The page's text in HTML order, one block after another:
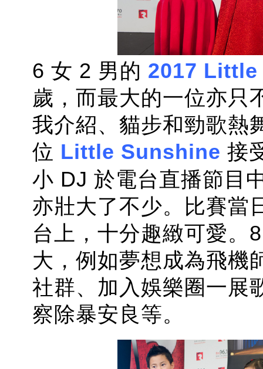
6 女 2 男的 2017
歲，而最大的一位亦只
我介紹、貓步和勁歌熱
位 Little Sunshine 接
小 DJ 於電台直播節目
亦壯大了不少。比賽當
台上，十分趣緻可愛。
大，例如夢想成為飛機
社群、加入娛樂圈一展
察除暴安良等。